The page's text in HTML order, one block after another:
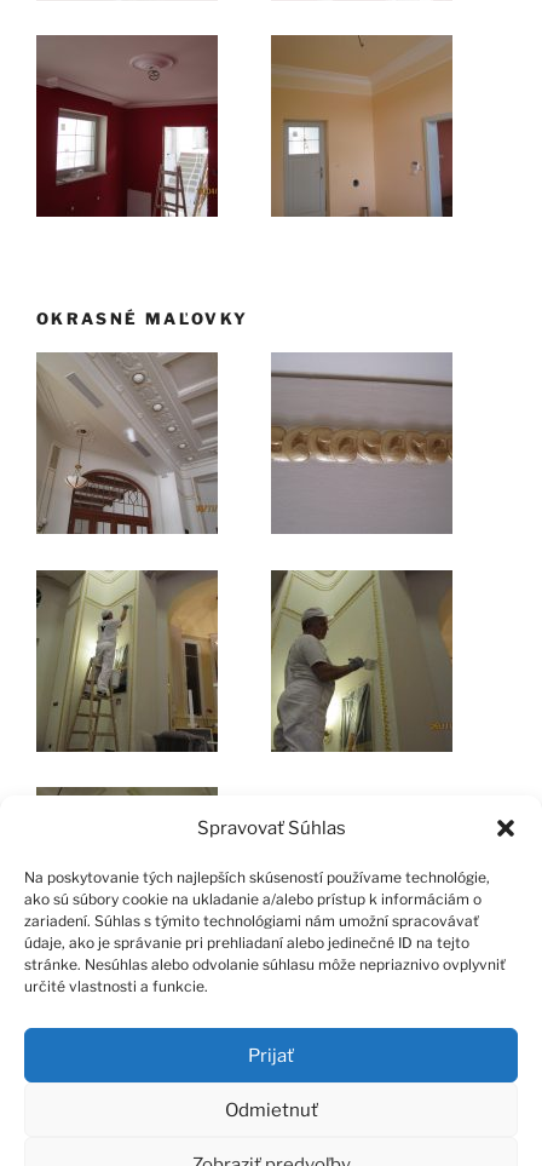
Spravovať Súhlas
Na poskytovanie tých najlepších skúseností používame technológie,
ako sú súbory cookie na ukladanie a/alebo prístup k informáciám o
zariadení. Súhlas s týmito technológiami nám umožní spracovávať
údaje, ako je správanie pri prehliadaní alebo jedinečné ID na tejto
stránke. Nesúhlas alebo odvolanie súhlasu môže nepriaznivo ovplyvniť
určité vlastnosti a funkcie.
Prijať
Odmietnuť
OKRASNÉ MAĽOVKY
Zásady